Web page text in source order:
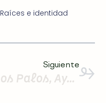
Raíces e identidad
Siguiente
Los Palos, Aysén